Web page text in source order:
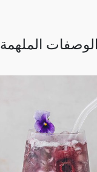
الملهمة